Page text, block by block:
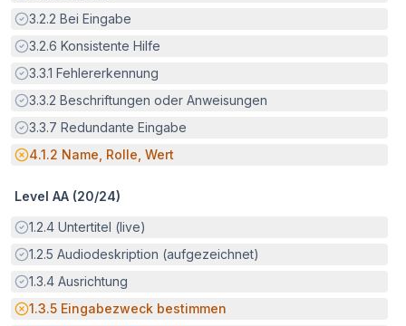
Erfüllt:
3.2.2 Bei Eingabe
Erfüllt:
3.2.6 Konsistente Hilfe
Erfüllt:
3.3.1 Fehlererkennung
Erfüllt:
3.3.2 Beschriftungen oder Anweisungen
Erfüllt:
3.3.7 Redundante Eingabe
Potenzielle Barriere:
4.1.2 Name, Rolle, Wert
Level AA (20/24)
Erfüllt:
1.2.4 Untertitel (live)
Erfüllt:
1.2.5 Audiodeskription (aufgezeichnet)
Erfüllt:
1.3.4 Ausrichtung
Potenzielle Barriere:
1.3.5 Eingabezweck bestimmen